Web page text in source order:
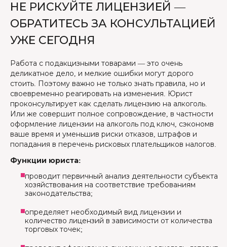
НЕ РИСКУЙТЕ ЛИЦЕНЗИЕЙ —
ОБРАТИТЕСЬ ЗА КОНСУЛЬТАЦИЕЙ
УЖЕ СЕГОДНЯ
Работа с подакцизными товарами — это очень
деликатное дело, и мелкие ошибки могут дорого
стоить. Поэтому важно не только знать правила, но и
своевременно реагировать на изменения. Юрист
проконсультирует как сделать лицензию на алкоголь.
Или же совершит полное сопровождение, в частности
оформление лицензии на алкоголь под ключ, сэкономв
ваше время и уменьшив риски отказов, штрафов и
попадания в перечень рисковых плательщиков налогов.
Функции юриста:
проводит первичный анализ деятельности субъекта
хозяйствования на соответствие требованиям
законодательства;
определяет необходимый вид лицензии и
количество лицензий в зависимости от количества
торговых точек;